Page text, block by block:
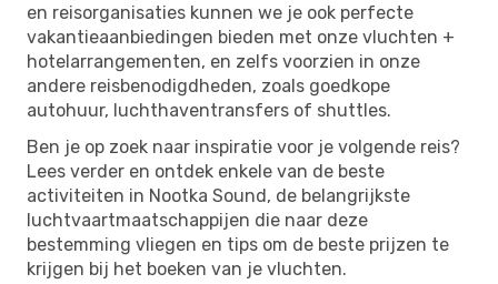
en reisorganisaties kunnen we je ook perfecte
vakantieaanbiedingen bieden met onze vluchten +
hotelarrangementen, en zelfs voorzien in onze
andere reisbenodigdheden, zoals goedkope
autohuur, luchthaventransfers of shuttles.
Ben je op zoek naar inspiratie voor je volgende reis?
Lees verder en ontdek enkele van de beste
activiteiten in Nootka Sound, de belangrijkste
luchtvaartmaatschappijen die naar deze
bestemming vliegen en tips om de beste prijzen te
krijgen bij het boeken van je vluchten.